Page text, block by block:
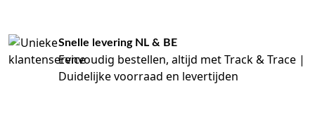
Snelle levering NL & BE
Eenvoudig bestellen, altijd met Track & Trace |
Duidelijke voorraad en levertijden